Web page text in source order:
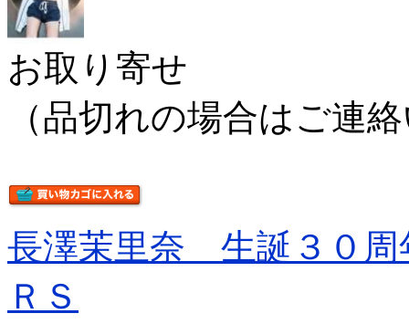
お取り寄せ
（品切れの場合はご連
長澤茉里奈 生誕３０
ＲＳ